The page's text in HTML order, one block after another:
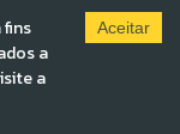
a
a
Aceitar